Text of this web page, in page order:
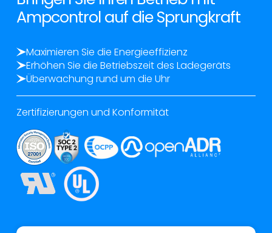
Ampcontrol auf die Sprungkraft
Maximieren Sie die Energieeffizienz
Erhöhen Sie die Betriebszeit des Ladegeräts
Überwachung rund um die Uhr
Zertifizierungen und Konformität